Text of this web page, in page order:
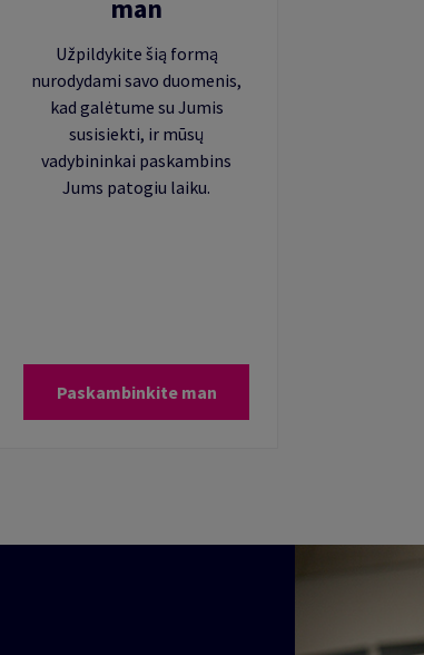
man
Užpildykite šią formą
nurodydami savo duomenis,
kad galėtume su Jumis
susisiekti, ir mūsų
vadybininkai paskambins
Jums patogiu laiku.
Paskambinkite man